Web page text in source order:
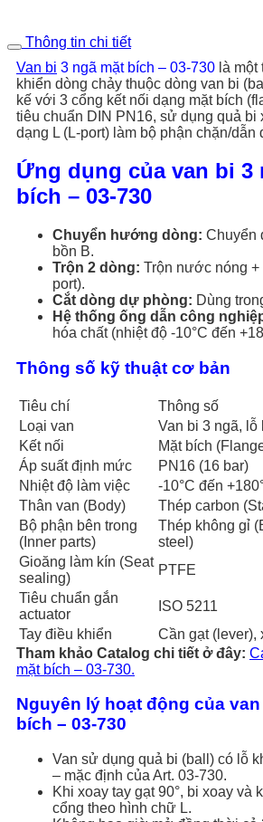
Thông tin chi tiết
Van bi 3 ngã mặt bích – 03-730 là
khiển dòng chảy thuộc dòng van bi
kế với 3 cổng kết nối dạng mặt bích
tiêu chuẩn DIN PN16, sử dụng quả bi
dạng L (L-port) làm bộ phận chặn/dẫn
Ứng dụng của van bi 3
bích – 03-730
Chuyển hướng dòng: Chuyển
bồn B.
Trộn 2 dòng: Trộn nước nóng
port).
Cắt dòng dự phòng: Dùng
Hệ thống ống dẫn công
hóa chất (nhiệt độ -10°C đến
Thông số kỹ thuật cơ bản
Tiêu chí
Thông số
Loại van
Van bi 3 ngã, lỗ
Kết nối
Mặt bích
Áp suất định mức
PN16 (16 bar)
Nhiệt độ làm việc
-10°C đến
Thân van (Body)
Thép carbon
Bộ phận bên trong
(Inner parts)
Thép không gỉ
steel)
Gioăng làm kín (Seat
sealing)
PTFE
Tiêu chuẩn gắn
actuator
ISO 5211
Tay điều khiển
Cần gạt (lever),
Tham khảo Catalog chi tiết ở đây:
mặt bích – 03-730.
Nguyên lý hoạt động của
bích – 03-730
Van sử dụng quả bi (ball) có lỗ
– mặc định của Art. 03-730.
Khi xoay tay gạt 90°, bi xoay và
cổng theo hình chữ L.